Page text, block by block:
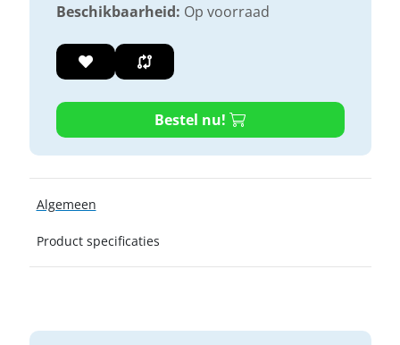
Beschikbaarheid: Op voorraad
Bestel nu!
Algemeen
Product specificaties